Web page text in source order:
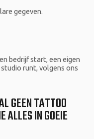
gegeven.
bedrijf start, een eigen
runt, volgens ons
GEEN TATTOO
ALLES IN GOEIE